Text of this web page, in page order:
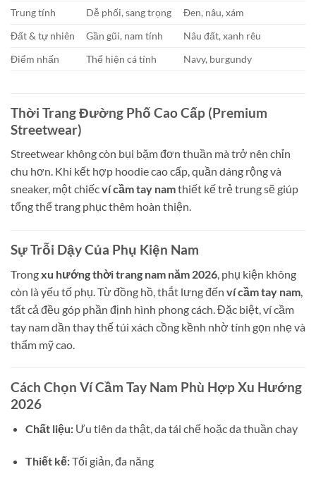
Trung tính
Dễ phối, sang trọng
Đen, nâu, xám
Đất & tự nhiên
Gần gũi, nam tính
Nâu đất, xanh rêu
Điểm nhấn
Thể hiện cá tính Navy, burgundy
Thời Trang Đường Phố Cao Cấp (Premium
Streetwear)
Streetwear không còn bụi bặm đơn thuần mà trở nên chỉn
chu hơn. Khi kết hợp hoodie cao cấp, quần dáng rộng và
sneaker, một chiếcví cầm tay namthiết kế trẻ trung sẽ giúp
tổng thể trang phục thêm hoàn thiện.
Sự Trỗi Dậy Của Phụ Kiện Nam
Trongxu hướng thời trang nam năm 2026 , phụ kiện không
còn là yếu tố phụ. Từ đồng hồ, thắt lưng đến ví cầm tay nam
tất cả đều góp phần định hình phong cách. Đặc biệt, ví cầm
tay nam dần thay thế túi xách cồng kềnh nhờ tính gọn nhẹ và
thẩm mỹ cao.
Cách Chọn Ví Cầm Tay Nam Phù Hợp Xu Hướng
2026
Chất liệu:Ưu tiên da thật, da tái chế hoặc da thuần chay
Thiết kế:Tối giản, đa năng